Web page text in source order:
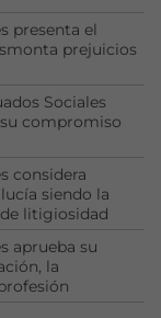
presenta el
prejuicios
Sociales
compromiso
considera
siendo la
litigiosidad
aprueba su
la
la